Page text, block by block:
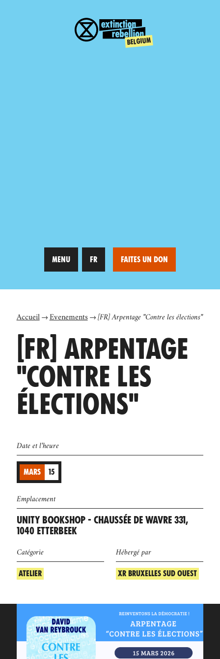
MENU FR FAITES UN DON
Accueil Evenements [FR] Arpentage "Contre les élections"
[FR] ARPENTAGE
"CONTRE LES
ÉLECTIONS"
Date et l'heure
MARS 15
Emplacement
UNITY BOOKSHOP - CHAUSSÉE DE WAVRE 331,
1040 ETTERBEEK
Catégorie
ATELIER
Hébergé par
XR BRUXELLES SUD OUEST